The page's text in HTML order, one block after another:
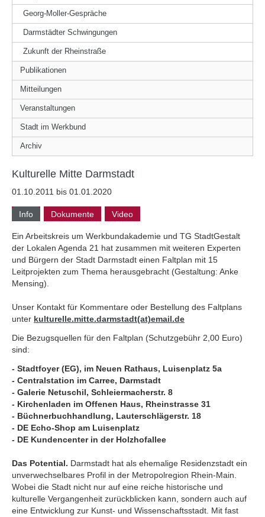
Georg-Moller-Gespräche
Darmstädter Schwingungen
Zukunft der Rheinstraße
Publikationen
Mitteilungen
Veranstaltungen
Stadt im Werkbund
Archiv
Kulturelle Mitte Darmstadt
01.10.2011 bis 01.01.2020
Info Dokumente Video
Ein Arbeitskreis um Werkbundakademie und TG StadtGestalt
der Lokalen Agenda 21 hat zusammen mit weiteren Experten
und Bürgern der Stadt Darmstadt einen Faltplan mit 15
Leitprojekten zum Thema herausgebracht (Gestaltung: Anke
Mensing).
Unser Kontakt für Kommentare oder Bestellung des Faltplans
unter kulturelle.mitte.darmstadt(at)email.de
Die Bezugsquellen für den Faltplan (Schutzgebühr 2,00 Euro)
sind:
- Stadtfoyer (EG), im Neuen Rathaus, Luisenplatz 5a
- Centralstation im Carree, Darmstadt
- Galerie Netuschil, Schleiermacherstr. 8
- Kirchenladen im Offenen Haus, Rheinstrasse 31
- Büchnerbuchhandlung, Lauterschlägerstr. 18
- DE Echo-Shop am Luisenplatz
- DE Kundencenter in der Holzhofallee
Das Potential. Darmstadt hat als ehemalige Residenzstadt ein
unverwechselbares Profil in der Metropolregion Rhein-Main.
Wobei die Stadt nicht nur auf eine reiche historische und
kulturelle Vergangenheit zurückblicken kann, sondern auch auf
eine Entwicklung zur Kunst- und Wissenschaftsstadt. Mit fast